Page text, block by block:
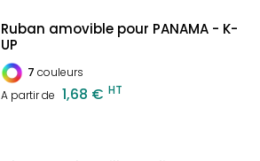
Ruban amovible pour PANAMA - K-
UP
7 couleurs
A partir de 1,68 € HT